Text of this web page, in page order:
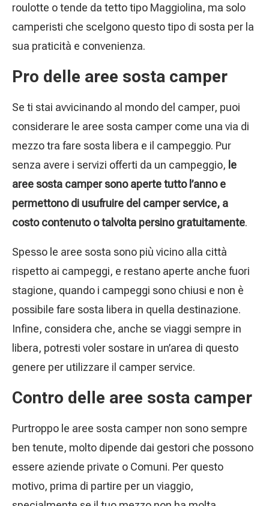
roulotte o tende da tetto tipo Maggiolina, ma solo
camperisti che scelgono questo tipo di sosta per la
sua praticità e convenienza.
Pro delle aree sosta camper
Se ti stai avvicinando al mondo del camper, puoi
considerare le aree sosta camper come una via di
mezzo tra fare sosta libera e il campeggio. Pur
senza avere i servizi offerti da un campeggio, le
aree sosta camper sono aperte tutto l’anno e
permettono di usufruire del camper service, a
costo contenuto o talvolta persino gratuitamente.
Spesso le aree sosta sono più vicino alla città
rispetto ai campeggi, e restano aperte anche fuori
stagione, quando i campeggi sono chiusi e non è
possibile fare sosta libera in quella destinazione.
Infine, considera che, anche se viaggi sempre in
libera, potresti voler sostare in un’area di questo
genere per utilizzare il camper service.
Contro delle aree sosta camper
Purtroppo le aree sosta camper non sono sempre
ben tenute, molto dipende dai gestori che possono
essere aziende private o Comuni. Per questo
motivo, prima di partire per un viaggio,